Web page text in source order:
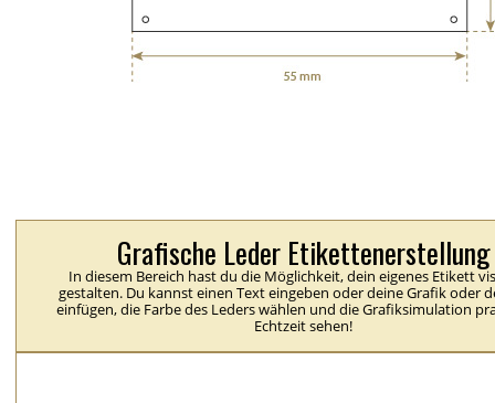
Grafische Leder Etikettenerstellung
In diesem Bereich hast du die Möglichkeit, dein eigenes Etikett
gestalten. Du kannst einen Text eingeben oder deine Grafik oder
einfügen, die Farbe des Leders wählen und die Grafiksimulation
Echtzeit sehen!